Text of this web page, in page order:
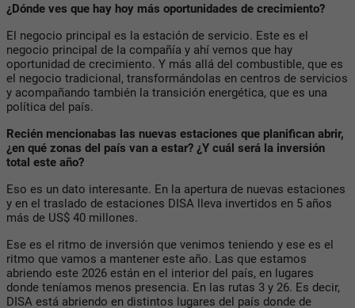
¿Dónde ves que hay hoy más oportunidades de crecimiento?
El negocio principal es la estación de servicio. Este es el
negocio principal de la compañía y ahí vemos que hay
oportunidad de crecimiento. Y más allá del combustible, que es
el negocio tradicional, transformándolas en centros de servicios
y acompañando también la transición energética, que es una
política del país.
Recién mencionabas las nuevas estaciones que planifican abrir,
¿en qué zonas del país van a estar? ¿Y cuál será la inversión
total este año?
Eso es un dato interesante. En la apertura de nuevas estaciones
y en el traslado de estaciones DISA lleva invertidos en 5 años
más de US$ 40 millones.
Ese es el ritmo de inversión que venimos teniendo y ese es el
ritmo que vamos a mantener este año. Las que estamos
abriendo este 2026 están en el interior del país, en lugares
donde teníamos menos presencia. En las rutas 3 y 26. Es decir,
DISA está abriendo en distintos lugares del país donde de